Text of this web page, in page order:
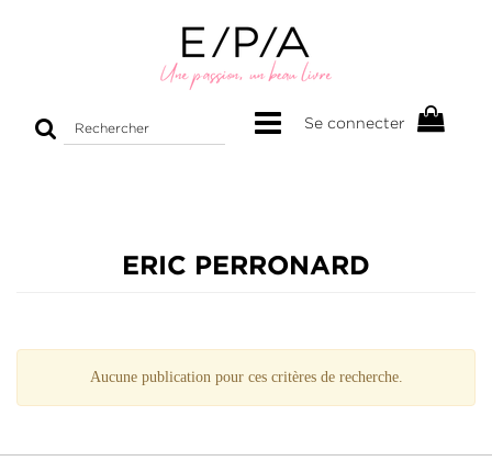
Rechercher
Se connecter
ERIC PERRONARD
Aucune publication pour ces critères de recherche.